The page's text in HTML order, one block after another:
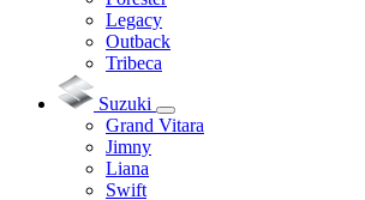
Legacy
Outback
Tribeca
Suzuki
Grand Vitara
Jimny
Liana
Swift